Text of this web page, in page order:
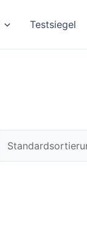
Testsiegel